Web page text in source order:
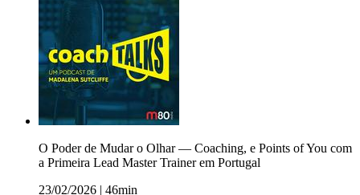
O Poder de Mudar o Olhar — Coaching, e Points of You com
a Primeira Lead Master Trainer em Portugal
23/02/2026
46min